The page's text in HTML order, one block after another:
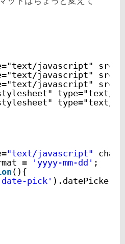
javascript" src="
javascript"
javascript"
type="text/
type="text/
"text/javascript"
=
'yyyy-mm-dd' ;
(){
pick'